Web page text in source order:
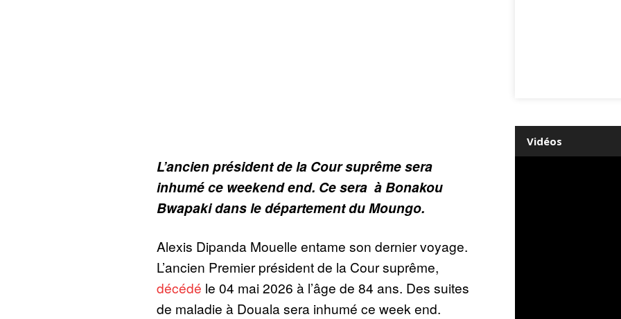
L’ancien président de la Cour suprême sera
inhumé ce weekend end. Ce sera à Bonakou
Bwapaki dans le département du Moungo.
Alexis Dipanda Mouelle entame son dernier voyage.
L’ancien Premier président de la Cour suprême,
décédé le 04 mai 2026 à l’âge de 84 ans. Des suites
de maladie à Douala sera inhumé ce week end.
Vidéos